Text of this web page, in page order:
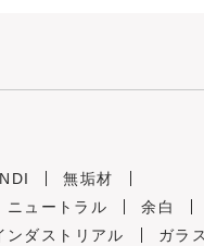
無垢材
ニュートラル
余白
ンダストリアル
ガラ